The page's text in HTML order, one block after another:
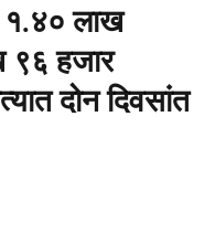
१.४० लाख
९६ हजार
दोन दिवसांत